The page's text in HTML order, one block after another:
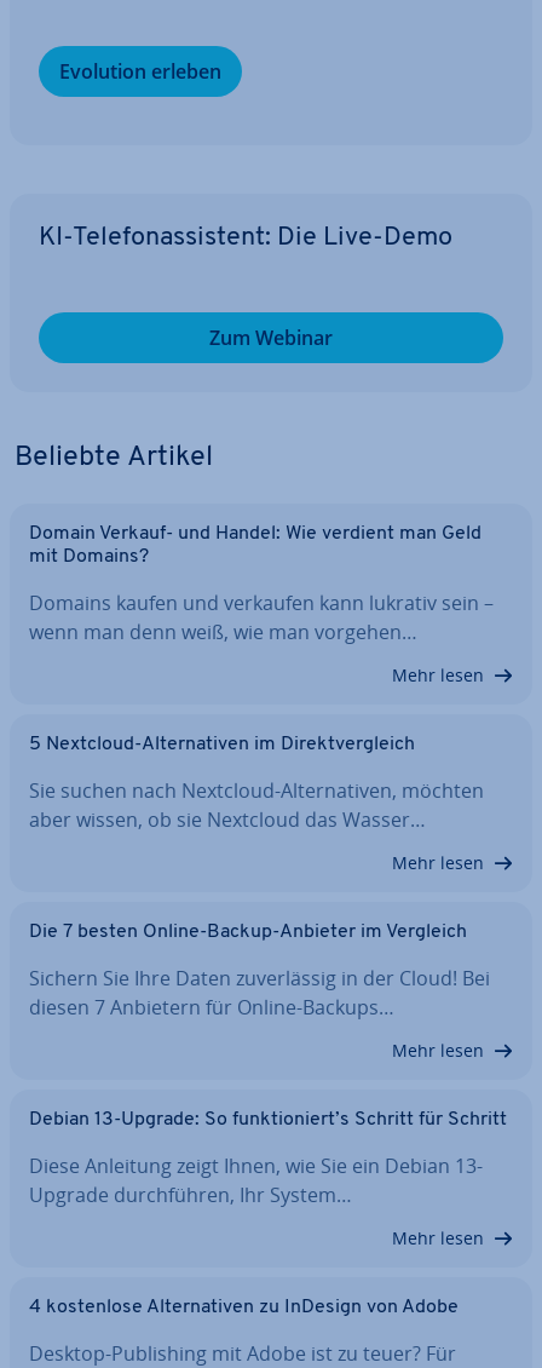
Evolution erleben
KI-Te­le­fon­as­sis­tent: Die Live-Demo
Zum Webinar
Beliebte Artikel
Domain Verkauf- und Handel: Wie verdient man Geld
mit Domains?
Domains kaufen und verkaufen kann lukrativ sein –
wenn man denn weiß, wie man vorgehen…
Mehr lesen
5 Nextcloud-Al­ter­na­ti­ven im Di­rekt­ver­gleich
Sie suchen nach Nextcloud-Al­ter­na­ti­ven, möchten
aber wissen, ob sie Nextcloud das Wasser…
Mehr lesen
Die 7 besten Online-Backup-Anbieter im Vergleich
Sichern Sie Ihre Daten zu­ver­läs­sig in der Cloud! Bei
diesen 7 Anbietern für Online-Backups…
Mehr lesen
Debian 13-Upgrade: So funk­tio­niert’s Schritt für Schritt
Diese Anleitung zeigt Ihnen, wie Sie ein Debian 13-
Upgrade durch­füh­ren, Ihr System…
Mehr lesen
4 kos­ten­lo­se Al­ter­na­ti­ven zu InDesign von Adobe
Desktop-Pu­bli­shing mit Adobe ist zu teuer? Für